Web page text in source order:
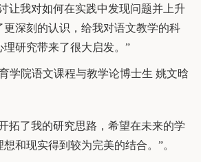
让我对如何在实践中发现问题并上升
深刻的认识，给我对语文教学的科
研究带来了很大启发。”
院语文课程与教学论博士生 姚文晗
拓了我的研究思路，希望在未来的学
和现实得到较为完美的结合。”。